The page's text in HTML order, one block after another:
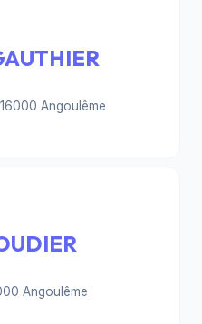
16000 Angoulême
Angoulême